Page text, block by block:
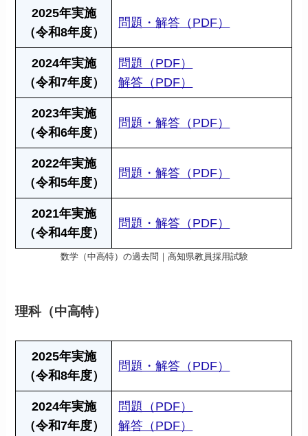
2025年実施
（令和8年度）
問題・解答（PDF）
2024年実施
（令和7年度）
問題（PDF）
解答（PDF）
2023年実施
（令和6年度）
問題・解答（PDF）
2022年実施
（令和5年度）
問題・解答（PDF）
2021年実施
（令和4年度）
問題・解答（PDF）
数学（中高特）の過去問｜高知県教員採用試験
理科（中高特）
2025年実施
（令和8年度）
問題・解答（PDF）
2024年実施
（令和7年度）
問題（PDF）
解答（PDF）